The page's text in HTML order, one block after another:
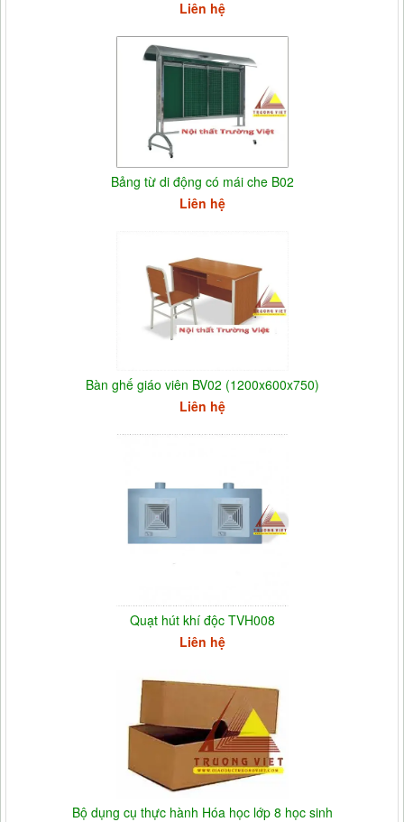
Liên hệ
Bảng từ di động có mái che B02
Liên hệ
Bàn ghế giáo viên BV02 (1200x600x750)
Liên hệ
Quạt hút khí độc TVH008
Liên hệ
Bộ dụng cụ thực hành Hóa học lớp 8 học sinh